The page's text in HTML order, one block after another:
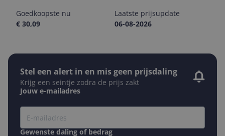
Goedkoopste nu
€ 30,09
Laatste prijsupdate
06-08-2026
Stel een alert in en mis geen prijsdaling
Krijg een seintje zodra de prijs zakt
Jouw e-mailadres
Gewenste daling of bedrag